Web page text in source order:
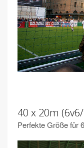
40 x 20m
Perfekte Größe für